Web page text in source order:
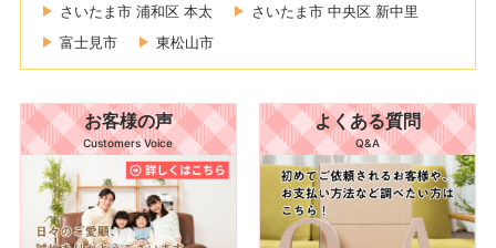
さいたま市 浦和区 本太
さいたま市 中央区 新中里
富士見市
東松山市
お客様の声
Customers Voice
よくある質問
Q&A